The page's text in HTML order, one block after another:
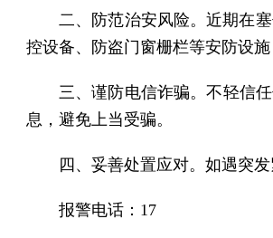
二、防范治安风险。近期在
控设备、防盗门窗栅栏等安防设
三、谨防电信诈骗。不轻信
息，避免上当受骗。
四、妥善处置应对。如遇突
报警电话：17